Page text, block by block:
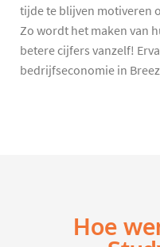
tijde te blijven motiveren
Zo wordt het maken van
betere cijfers vanzelf!
bedrijfseconomie in
Hoe